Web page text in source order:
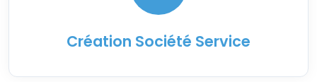
Création Société Service